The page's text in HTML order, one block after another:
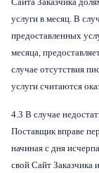
услуги в месяц. В
предоставленных
месяца,
случае отсутствия
услуги считаются
4.3 В случае
Поставщик вправе
начиная с дня
свой Сайт Заказчика